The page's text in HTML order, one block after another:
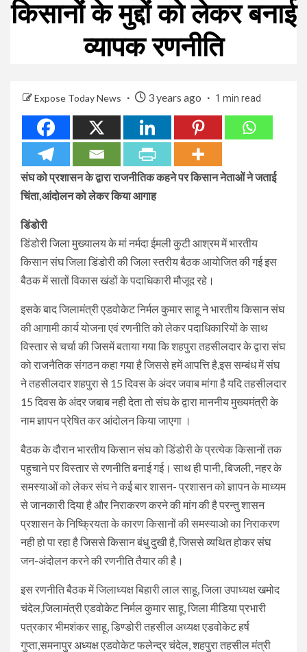
किसानों के मुद्दों को लेकर बनाई
व्यापक रणनीति
Expose Today News 3 years ago 1 min read
संघ को प्रशासन के द्वारा राजनीतिक कहने पर किसान नेताओं ने जताई
चिंता,आंदोलन को लेकर किया आगाह
डिंडोरी
डिंडोरी जिला मुख्यालय के मां नर्मदा ईमली कुटी आश्रम में भारतीय
किसान संघ जिला डिंडोरी की जिला स्तरीय बैठक आयोजित की गई इस
बैठक में सातों विकास खंडों के पदाधिकारी मौजूद रहे।
इसके बाद जिलामंत्री एडवोकेट निर्मल कुमार साहू ने भारतीय किसान संघ
की आगामी कार्य योजना एवं रणनीति को लेकर पदाधिकारियों के साथ
विस्तार से चर्चा की जिसमें बताया गया कि शहपुरा तहसीलदार के द्वारा संघ
को राजनैतिक संगठन कहा गया है जिससे हमें आपत्ति है,इस सम्बंध में संघ
ने तहसीलदार शहपुरा से 15 दिवस के अंदर जवाब मांगा है यदि तहसीलदार
15 दिवस के अंदर जबाब नही देता तो संघ के द्वारा माननीय मुख्यमंत्री के
नाम ज्ञापन प्रेषित कर आंदोलन किया जाएगा ।
बैठक के दौरान भारतीय किसान संघ को डिंडोरी के प्रत्येक किसानों तक
पहुचाने पर विस्तार से रणनीति बनाई गई। साथ ही पानी, बिजली, नहर के
समस्याओं को लेकर संघ ने कई बार शासन- प्रशासन को ज्ञापन के माध्यम
से जानकारी दिया है और निराकरण करने की मांग की है परन्तु शासन
प्रशासन के निष्क्रियता के कारण किसानों की समस्याओ का निराकरण
नही हो पा रहा है जिससे किसान बंधु दुखी है, जिससे व्यथित होकर संघ
जन-अंदोलन करने की रणनीति तैयार की है।
इस रणनीति बैठक में जिलाध्यक्ष बिहारी लाल साहू, जिला उपाध्यक्ष खमोद
चंदेल,जिलामंत्री एडवोकेट निर्मल कुमार साहू, जिला मीडिया प्रभारी
पत्रकार भीमशंकर साहू, डिण्डोरी तहसील अध्यक्ष एडवोकेट हर्ष
गुप्ता,समनापुर अध्यक्ष एडवोकेट फलेन्द्र चंदेल, शहपुरा तहसील मंत्री